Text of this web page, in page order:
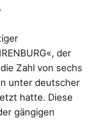
der
Zahl von sechs
unter deutscher
hatte. Diese
gängigen